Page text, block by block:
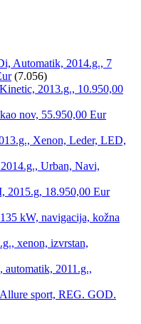
Automatik, 2014.g., 7
(7.056)
2013.g., 10.950,00
nov, 55.950,00 Eur
Xenon, Leder, LED,
Urban, Navi,
2015.g, 18.950,00 Eur
kW, navigacija, kožna
xenon, izvrstan,
automatik, 2011.g.,
sport, REG. GOD.